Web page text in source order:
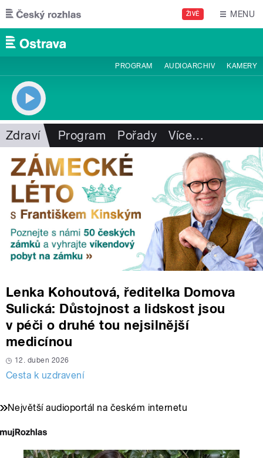
Přejít k hlavnímu obsahu
ŽIVĚ MENU
PROGRAM AUDIOARCHIV KAMERY
Zdraví Program Pořady Více…
Lenka Kohoutová, ředitelka Domova
Sulická: Důstojnost a lidskost jsou
v péči o druhé tou nejsilnější
medicínou
12. duben 2026
Cesta k uzdravení
Největší audioportál na českém internetu